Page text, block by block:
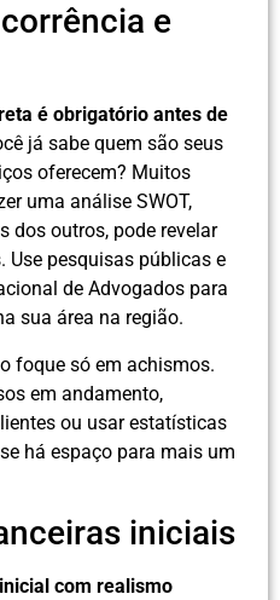
e
é obrigatório antes de
já sabe quem são seus
oferecem? Muitos
uma análise SWOT,
dos outros, pode revelar
Use pesquisas públicas e
de Advogados para
sua área na região.
foque só em achismos.
em andamento,
ou usar estatísticas
há espaço para mais um
iniciais
com realismo